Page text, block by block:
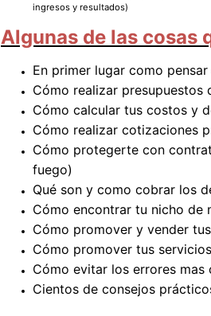
ingresos y resultados)
Algunas de las cosas
En primer lugar como
Cómo realizar presupuestos
Cómo calcular tus costos y
Cómo realizar cotizaciones
Cómo protegerte con
fuego)
Qué son y como cobrar los
Cómo encontrar tu nicho de
Cómo promover y vender
Cómo promover tus
Cómo evitar los errores
Cientos de consejos